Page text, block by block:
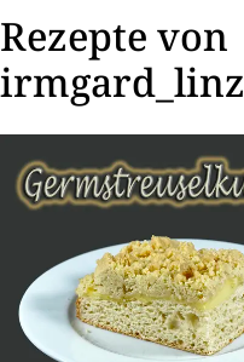
Rezepte von
irmgard_linz